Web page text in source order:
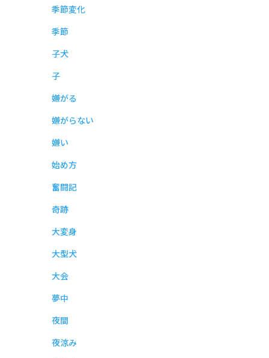
季節変化
季節
子犬
子
嫌がる
嫌がらない
嫌い
始め方
奮闘記
奇跡
大変身
大型犬
大会
夢中
夜間
夜涼み